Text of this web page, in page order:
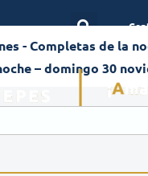
-Completas de la
– domingo 30